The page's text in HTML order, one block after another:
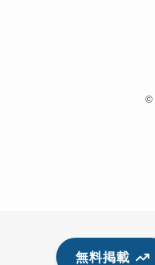
©
無料掲載